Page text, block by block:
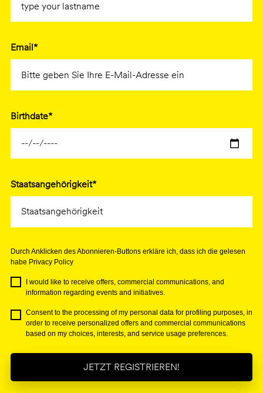
Email*
Birthdate*
Staatsangehörigkeit*
Durch Anklicken des Abonnieren-Buttons erkläre ich, dass ich die gelesen
habe Privacy Policy
I would like to receive offers, commercial communications, and
information regarding events and initiatives.
Consent to the processing of my personal data for profiling purposes, in
order to receive personalized offers and commercial communications
based on my choices, interests, and service usage preferences.
JETZT REGISTRIEREN!